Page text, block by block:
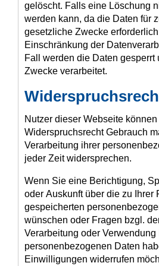
gelöscht. Falls eine Löschung
werden kann, da die Daten für
gesetzliche Zwecke
Einschränkung der
Fall werden die Daten gesperrt
Zwecke verarbeitet.
Nutzer dieser Webseite
Widerspruchsrecht Gebrauch
Verarbeitung ihrer
jeder Zeit widersprechen.
Wenn Sie eine Berichtigung,
oder Auskunft über die zu Ihrer
gespeicherten
wünschen oder Fragen bzgl.
Verarbeitung oder Verwendung
personenbezogenen Daten
Einwilligungen widerrufen